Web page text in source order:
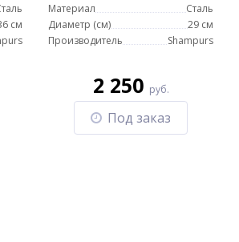
см
Материал
Сталь
Диаметр (см)
29 см
Производитель
Shampurs
2 250 руб.
Под заказ